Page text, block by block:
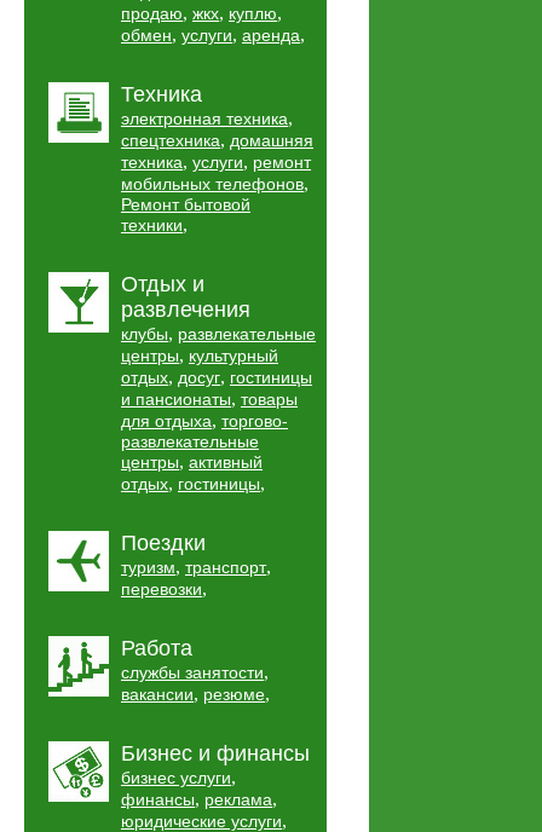
продаю, жкх, куплю,
обмен, услуги, аренда,
Техника
электронная техника,
спецтехника, домашняя
техника, услуги, ремонт
мобильных телефонов,
Ремонт бытовой
техники,
Отдых и
развлечения
клубы, развлекательные
центры, культурный
отдых, досуг, гостиницы
и пансионаты, товары
для отдыха, торгово-
развлекательные
центры, активный
отдых, гостиницы,
Поездки
туризм, транспорт,
перевозки,
Работа
службы занятости,
вакансии, резюме,
Бизнес и финансы
бизнес услуги,
финансы, реклама,
юридические услуги,